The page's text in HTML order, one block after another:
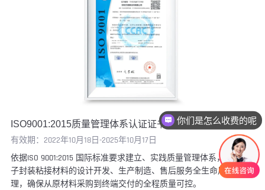
ISO9001:2015质量管理体系认证证书
有效期：2022年10月18日-2025年10月17日
依据ISO 9001:2015 国际标准要求建立、实践质量管理体系，涵盖电
子封装粘接材料的设计开发、生产制造、售后服务全生命周期管
理，确保从原材料采购到终端交付的全程质量可控。
你们是怎么收费的呢